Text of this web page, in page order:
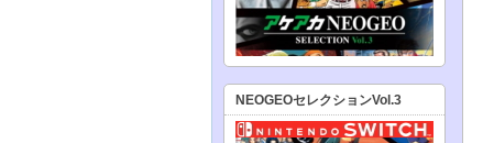
NEOGEOセレクションVol.3